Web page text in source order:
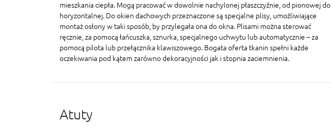
mieszkania ciepła. Mogą pracować w dowolnie nachylonej płaszczyźnie, od pionowej do
horyzontalnej. Do okien dachowych przeznaczone są specjalne plisy, umożliwiające
montaż osłony w taki sposób, by przylegała ona do okna. Plisami można sterować
ręcznie, za pomocą łańcuszka, sznurka, specjalnego uchwytu lub automatycznie – za
pomocą pilota lub przełącznika klawiszowego. Bogata oferta tkanin spełni każde
oczekiwania pod kątem zarówno dekoracyjności jak i stopnia zaciemnienia.
Atuty